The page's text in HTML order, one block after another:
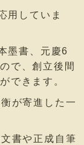
していま
墨書、元慶6
で、創立後間
できます。
が寄進した一
書や正成自筆